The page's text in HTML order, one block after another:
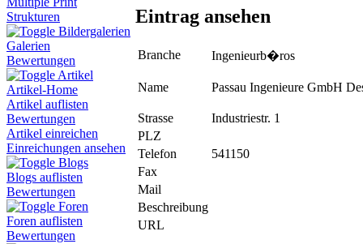
Strukturen
Bildergalerien
Galerien
Bewertungen
Artikel
Artikel-Home
Artikel auflisten
Bewertungen
Artikel einreichen
Einreichungen ansehen
Blogs
Blogs auflisten
Bewertungen
Foren
Foren auflisten
Bewertungen
Eintrag ansehen
Branche Ingenieurb�ros
Name Passau Ingenieure GmbH
Strasse
Industriestr. 1
PLZ
Telefon
541150
Fax
Mail
Beschreibung
URL